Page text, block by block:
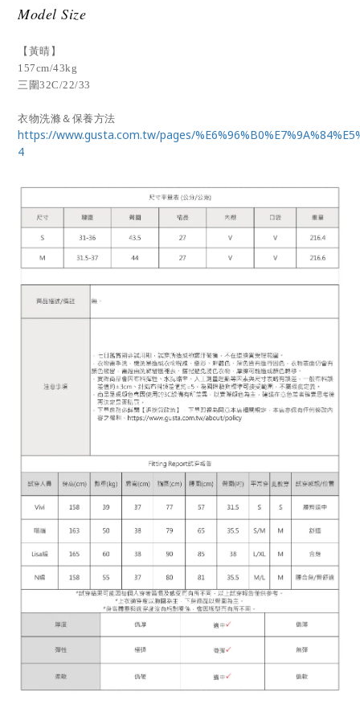
Model Size
【黃晴】
157cm/43kg
三圍32C/22/33
衣物洗滌＆保養方法
https://www.gusta.com.tw/pages/
4